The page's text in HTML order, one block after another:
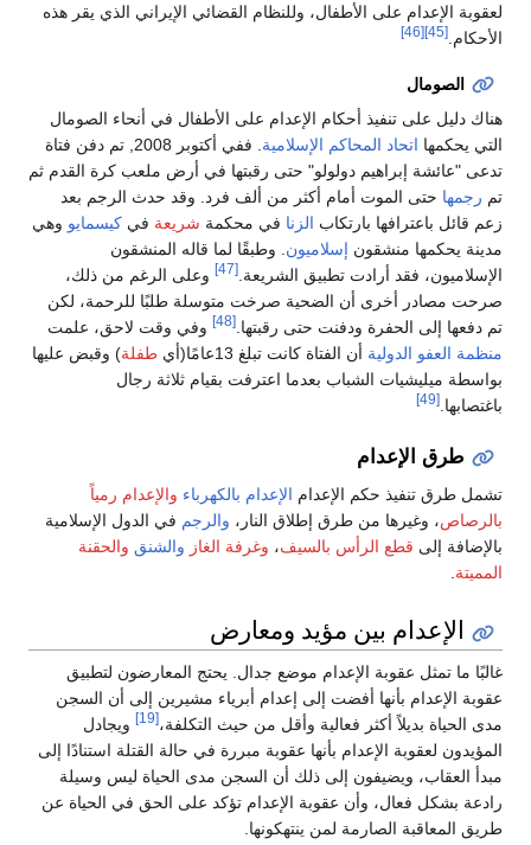
لعقوبة الإعدام على الأطفال، وللنظام القضائي الإيراني الذي يقر هذه
الأحكام. [45]
[46]
الصومال
هناك دليل على تنفيذ أحكام الإعدام على الأطفال في أنحاء الصومال
التي يحكمها اتحاد المحاكم الإسلامية
. ففي أكتوبر 2008, تم دفن فتاة
تدعى "عائشة إبراهيم دولولو" حتى رقبتها في أرض ملعب كرة القدم ثم
تم رجمها حتى الموت أمام أكثر من ألف فرد. وقد حدث الرجم بعد
زعم قائل باعترافها بارتكاب الزنا في محكمة شريعة في كيسمايو وهي
مدينة يحكمها منشقون إسلاميون. وطبقًا لما قاله المنشقون
الإسلاميون، فقد أرادت تطبيق الشريعة.[47]
وعلى الرغم من ذلك،
صرحت مصادر أخرى أن الضحية صرخت متوسلة طلبًا للرحمة، لكن
تم دفعها إلى الحفرة ودفنت حتى رقبتها.[48]
وفي وقت لاحق، علمت
منظمة العفو الدولية أن الفتاة كانت تبلغ 13عامًا(أي طفلة) وقبض عليها
بواسطة ميليشيات الشباب بعدما اعترفت بقيام ثلاثة رجال
باغتصابها.[49]
طرق الإعدام
تشمل طرق تنفيذ حكم الإعدام الإعدام بالكهرباء والإعدام رمياً
بالرصاص، وغيرها من طرق إطلاق النار، والرجم في الدول الإسلامية
بالإضافة إلى قطع الرأس بالسيف، وغرفة الغاز والشنق والحقنة
المميتة
الإعدام بين مؤيد ومعارض
غالبًا ما تمثل عقوبة الإعدام موضع جدال. يحتج المعارضون لتطبيق
عقوبة الإعدام بأنها أفضت إلى إعدام أبرياء مشيرين إلى أن السجن
مدى الحياة بديلاً أكثر فعالية وأقل من حيث التكلفة،[19]
ويجادل
المؤيدون لعقوبة الإعدام بأنها عقوبة مبررة في حالة القتلة استنادًا إلى
مبدأ العقاب، ويضيفون إلى ذلك أن السجن مدى الحياة ليس وسيلة
رادعة بشكل فعال، وأن عقوبة الإعدام تؤكد على الحق في الحياة عن
طريق المعاقبة الصارمة لمن ينتهكونها.